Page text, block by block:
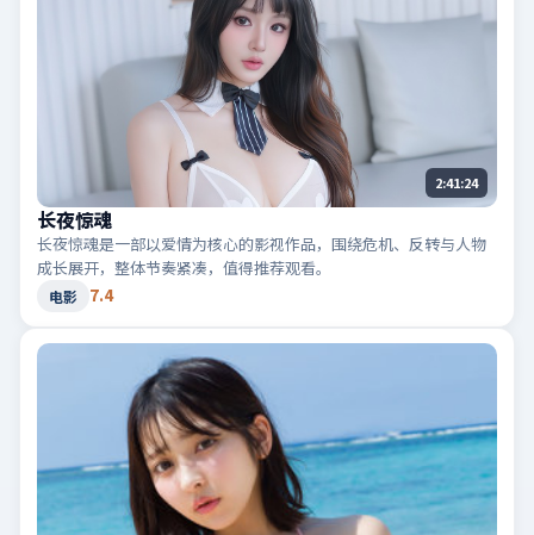
2:41:24
长夜惊魂
长夜惊魂是一部以爱情为核心的影视作品，围绕危机、反转与人物
成长展开，整体节奏紧凑，值得推荐观看。
电影 7.4